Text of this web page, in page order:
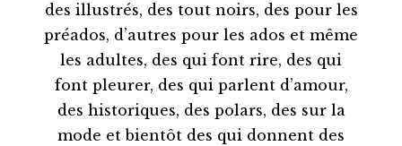
des illustrés, des tout noirs, des pour les
préados, d’autres pour les ados et même
les adultes, des qui font rire, des qui
font pleurer, des qui parlent d’amour,
des historiques, des polars, des sur la
mode et bientôt des qui donnent des